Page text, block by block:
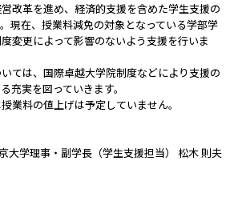
改革を進め、経済的支援を含めた学生支援の
現在、授業料減免の対象となっている学部学
変更によって影響のないよう支援を行いま
ては、国際卓越大学院制度などにより支援の
充実を図っていきます。
業料の値上げは予定していません。
大学理事・副学長（学生支援担当） 松木 則夫